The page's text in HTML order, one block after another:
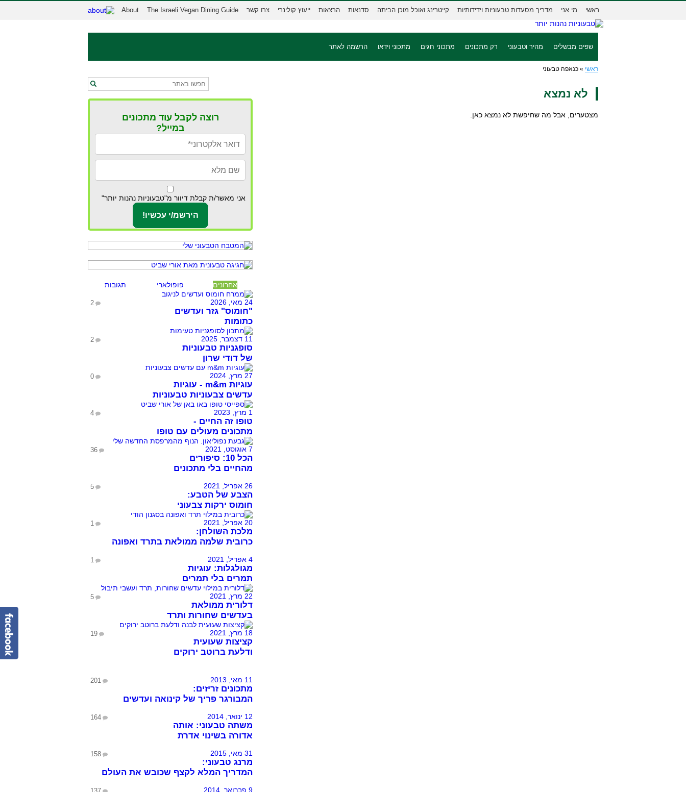
ראשי מי אני מדריך מסעדות טבעוניות וידידותיות קייטרינג ואוכל מוכן הביתה סדנאות הרצאות ייעוץ קולינרי צרו קשר The Israeli Vegan Dining Guide
About
שפים מבשלים מהיר וטבעוני רק מתכונים מתכוני חגים מתכוני וידאו הרשמה לאתר
ראשי » כנאפה טבעוני
לא נמצא
מצטערים, אבל מה שחיפשת לא נמצא כאן.
רוצה לקבל עוד מתכונים
במייל?
אני מאשר/ת קבלת דיוור מ"טבעוניות נהנות יותר"
אחרונים פופולארי תגובות
24 מאי, 2026 2
"חומוס" גזר ועדשים
כתומות
11 דצמבר, 2025 2
סופגניות טבעוניות
של דודי שרון
27 מרץ, 2024 0
עוגיות m&m - עוגיות
עדשים צבעוניות טבעוניות
1 מרץ, 2023 4
טופו זה החיים -
מתכונים מעולים עם טופו
7 אוגוסט, 2021 36
הכל 10: סיפורים
מהחיים בלי מתכונים
26 אפריל, 2021 5
הצבע של הטבע:
חומוס ירקות צבעוני
20 אפריל, 2021 1
מלכת השולחן:
כרובית שלמה ממולאת בתרד ואפונה
4 אפריל, 2021 1
מגולגלות: עוגיות
תמרים בלי תמרים
22 מרץ, 2021 5
דלורית ממולאת
בעדשים שחורות ותרד
18 מרץ, 2021 19
קציצות שעועית
ודלעת ברוטב ירוקים
11 מאי, 2013 201
מתכונים זריזים:
המבורגר פריך של קינואה ועדשים
12 ינואר, 2014 164
משתה טבעוני: אותה
אדורה בשינוי אדרת
31 מאי, 2015 158
מרנג טבעוני:
המדריך המלא לקצף שכובש את העולם
9 פברואר, 2014